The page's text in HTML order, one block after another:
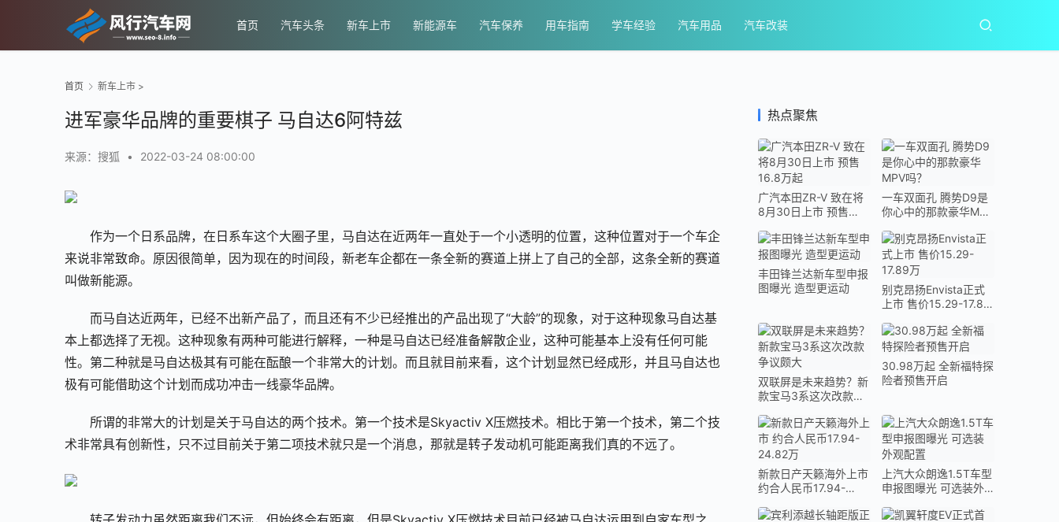
首页 汽车头条 新车上市 新能源车 汽车保养 用车指南 学车经验 汽车用品 汽车改装
首页 新车上市 >
进军豪华品牌的重要棋子 马自达6阿特兹
来源：搜狐 • 2022-03-24 08:00:00
作为一个日系品牌，在日系车这个大圈子里，马自达在近两年一直处于一个小透明的位置，这种位置对于一个车企
来说非常致命。原因很简单，因为现在的时间段，新老车企都在一条全新的赛道上拼上了自己的全部，这条全新的赛道
叫做新能源。
而马自达近两年，已经不出新产品了，而且还有不少已经推出的产品出现了“大龄”的现象，对于这种现象马自达基
本上都选择了无视。这种现象有两种可能进行解释，一种是马自达已经准备解散企业，这种可能基本上没有任何可能
性。第二种就是马自达极其有可能在酝酿一个非常大的计划。而且就目前来看，这个计划显然已经成形，并且马自达也
极有可能借助这个计划而成功冲击一线豪华品牌。
所谓的非常大的计划是关于马自达的两个技术。第一个技术是Skyactiv X压燃技术。相比于第一个技术，第二个技
术非常具有创新性，只不过目前关于第二项技术就只是一个消息，那就是转子发动机可能距离我们真的不远了。
热点聚焦
广汽本田ZR-V 致在将
8月30日上市 预售
一车双面孔 腾势D9是
你心中的那款豪华MPV
丰田锋兰达新车型申报
图曝光 造型更运动
别克昂扬Envista正式
上市 售价15.29-17.89
双联屏是未来趋势？新
款宝马3系这次改款争
30.98万起 全新福特探
险者预售开启
新款日产天籁海外上市
约合人民币17.94-
上汽大众朗逸1.5T车型
申报图曝光 可选装外